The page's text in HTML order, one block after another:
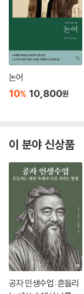
논어
10% 10,800원
이 분야 신상품
공자 인생수업: 흔들리